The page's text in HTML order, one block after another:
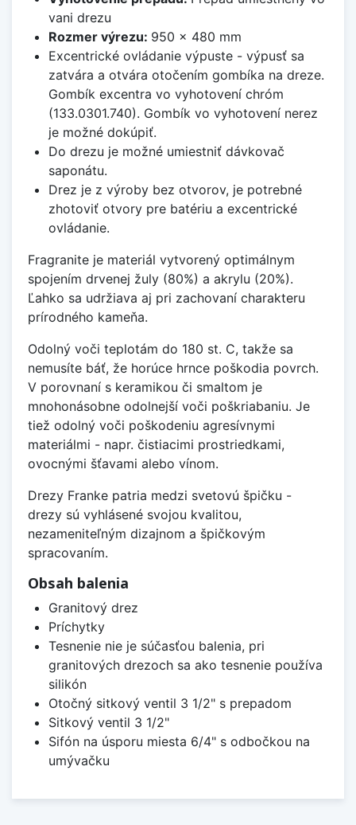
vani drezu
Rozmer výrezu: 950 x 480 mm
Excentrické ovládanie výpuste - výpusť sa
zatvára a otvára otočením gombíka na dreze.
Gombík excentra vo vyhotovení chróm
(133.0301.740). Gombík vo vyhotovení nerez
je možné dokúpiť.
Do drezu je možné umiestniť dávkovač
saponátu.
Drez je z výroby bez otvorov, je potrebné
zhotoviť otvory pre batériu a excentrické
ovládanie.
Fragranite je materiál vytvorený optimálnym
spojením drvenej žuly (80%) a akrylu (20%).
Ľahko sa udržiava aj pri zachovaní charakteru
prírodného kameňa.
Odolný voči teplotám do 180 st. C, takže sa
nemusíte báť, že horúce hrnce poškodia povrch.
V porovnaní s keramikou či smaltom je
mnohonásobne odolnejší voči poškriabaniu. Je
tiež odolný voči poškodeniu agresívnymi
materiálmi - napr. čistiacimi prostriedkami,
ovocnými šťavami alebo vínom.
Drezy Franke patria medzi svetovú špičku -
drezy sú vyhlásené svojou kvalitou,
nezameniteľným dizajnom a špičkovým
spracovaním.
Obsah balenia
Granitový drez
Príchytky
Tesnenie nie je súčasťou balenia, pri
granitových drezoch sa ako tesnenie používa
silikón
Otočný sitkový ventil 3 1/2" s prepadom
Sitkový ventil 3 1/2"
Sifón na úsporu miesta 6/4" s odbočkou na
umývačku